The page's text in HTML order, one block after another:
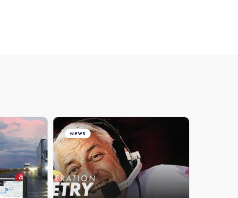
NEWS